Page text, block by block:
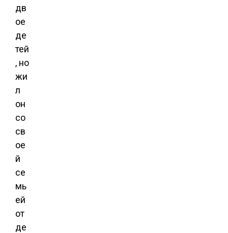
дв
ое
де
тей
, но
жи
л
он
со
св
ое
й
се
мь
ей
от
де